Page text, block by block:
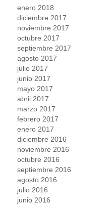
enero 2018
diciembre 2017
noviembre 2017
octubre 2017
septiembre 2017
agosto 2017
julio 2017
junio 2017
mayo 2017
abril 2017
marzo 2017
febrero 2017
enero 2017
diciembre 2016
noviembre 2016
octubre 2016
septiembre 2016
agosto 2016
julio 2016
junio 2016